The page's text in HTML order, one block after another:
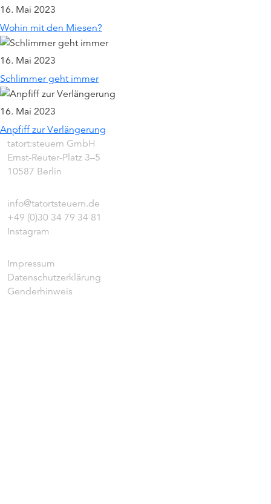
16. Mai 2023
Wohin mit den Miesen?
16. Mai 2023
Schlimmer geht immer
16. Mai 2023
Anpfiff zur Verlängerung
tatort:steuern GmbH
Ernst-Reuter-Platz 3–5
10587 Berlin
info@tatortsteuern.de
+49 (0)30 34 79 34 81
Instagram
Impressum
Datenschutzerklärung
Genderhinweis